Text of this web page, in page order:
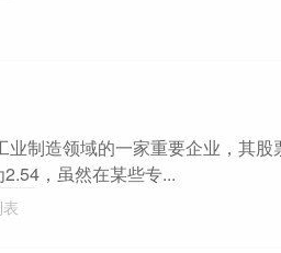
制造领域的一家重要企业，其
，虽然在某些专...